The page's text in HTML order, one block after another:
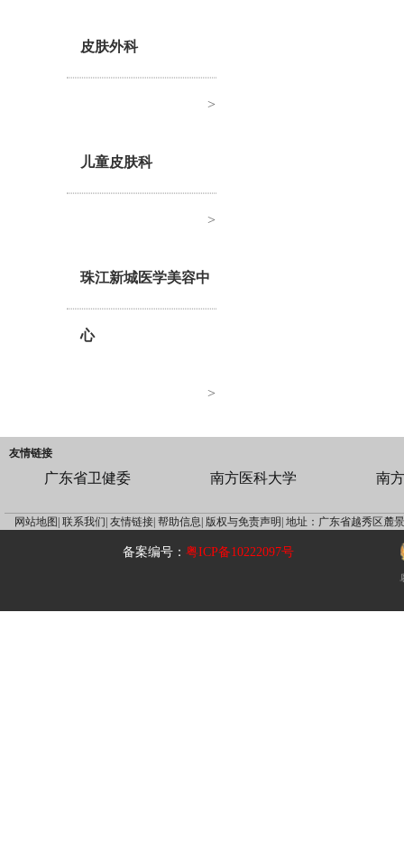
皮肤外科
>
儿童皮肤科
>
珠江新城医学美容中
心
>
友情链接
广东省卫健委 南方医科大学 南
网站地图| 联系我们| 友情链接| 帮助信息| 版权与免责声明| 地址：广东省越秀区麓
备案编号：粤ICP备10222097号